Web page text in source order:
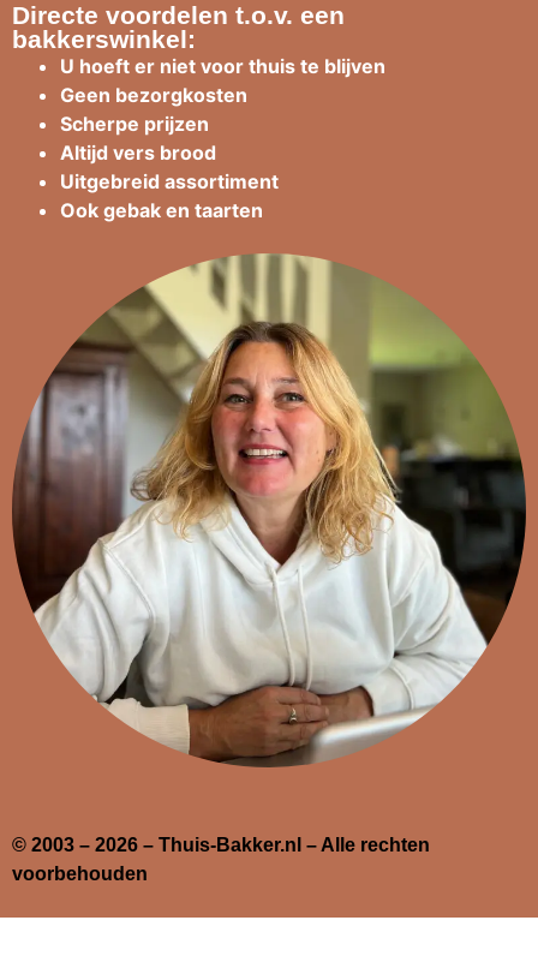
Directe voordelen t.o.v. een
bakkerswinkel:
U hoeft er niet voor thuis te blijven
Geen bezorgkosten
Scherpe prijzen
Altijd vers brood
Uitgebreid assortiment
Ook gebak en taarten
© 2003 – 2026 – Thuis-Bakker.nl – Alle rechten
voorbehouden